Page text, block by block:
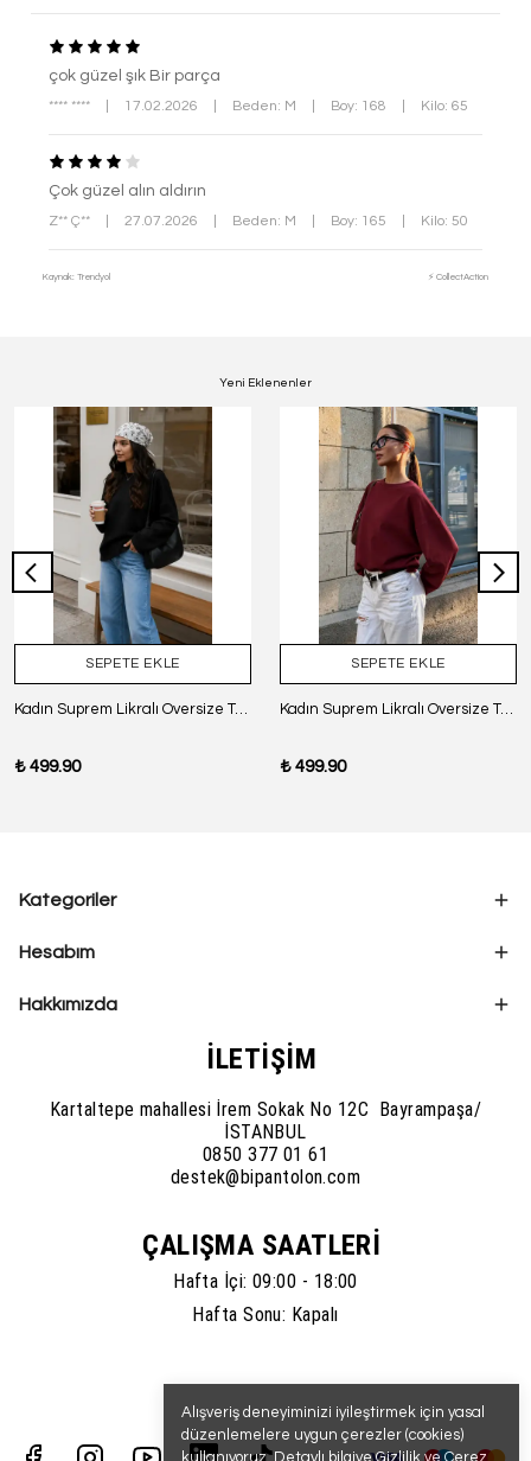
Alışveriş deneyiminizi iyileştirmek için yasal
düzenlemelere uygun çerezler (cookies)
kullanıyoruz. Detaylı bilgiyeGizlilik ve Çerez
çok güzel şık Bir parça
**** **** 17.02.2026 Beden: M Boy: 168 Kilo: 65
Çok güzel alın aldırın
Z** Ç** 27.07.2026 Beden: M Boy: 165 Kilo: 50
Kaynak: Trendyol ⚡ CollectAction
Yeni Eklenenler
SEPETE EKLE
Kadın Suprem Likralı Oversize T-Shirt - SİYAH
₺ 499.90
SEPETE EKLE
Kadın Suprem Likralı Oversize T-Shirt - BORDO
₺ 499.90
Kategoriler
Hesabım
Hakkımızda
İLETİŞİM
Kartaltepe mahallesi İrem Sokak No 12C Bayrampaşa/
İSTANBUL
0850 377 01 61
destek@bipantolon.com
ÇALIŞMA SAATLERİ
Hafta İçi: 09:00 - 18:00
Hafta Sonu: Kapalı